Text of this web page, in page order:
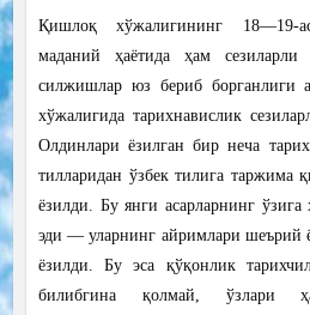
Қишлоқ хўжалигининг 18—19-
маданий ҳаётида ҳам
силжишлар юз бериб борганлиги
хўжалигида тарихнавислик
Олдинлари ёзилган бир неча
тилларидан ўзбек тилига таржима
ёзилди. Бу янги асарларнинг ўзига
эди — уларнинг айримлари шеърий
ёзилди. Бу эса қўқонлик
билибгина қолмай, ўзлари